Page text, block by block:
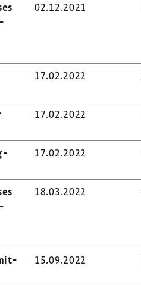
02.12.2021
17.02.2022
17.02.2022
17.02.2022
18.03.2022
15.09.2022